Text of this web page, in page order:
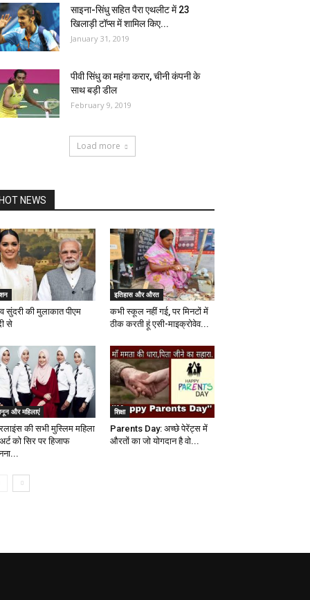
साइना-सिंधु सहित पैरा एथलीट में 23
खिलाड़ी टॉप्स में शामिल किए...
January 31, 2019
पीवी सिंधु का महंगा करार, चीनी कंपनी के
साथ बड़ी डील
February 9, 2019
Load more
HOT NEWS
सुंदरी की मुलाकात पीएम
से
इतिहास और औरत
कभी स्कूल नहीं गई, पर मिनटों में
ठीक करती हूं एसी-माइक्रोवेव...
और महिलाएं
की सभी मुस्लिम महिला
को सिर पर हिजाफ
शिक्षा
Parents Day: अच्छे पेरेंट्स में
औरतों का जो योगदान है वो...